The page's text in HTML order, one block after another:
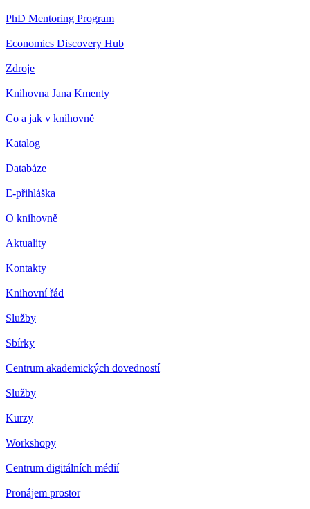
PhD Mentoring Program
Economics Discovery Hub
Zdroje
Knihovna Jana Kmenty
Co a jak v knihovně
Katalog
Databáze
E-přihláška
O knihovně
Aktuality
Kontakty
Knihovní řád
Služby
Sbírky
Centrum akademických dovedností
Služby
Kurzy
Workshopy
Centrum digitálních médií
Pronájem prostor